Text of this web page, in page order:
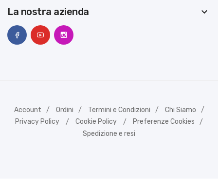
La nostra azienda
keyboard_arrow_down
Account Ordini Termini e Condizioni
Chi Siamo
Privacy Policy
Cookie Policy
Preferenze Cookies
Spedizione e resi